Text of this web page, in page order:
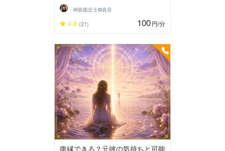
神眼鑑定士❂真音
4.8 (21) 100円/分
復縁できる？元彼の気持ちと可能